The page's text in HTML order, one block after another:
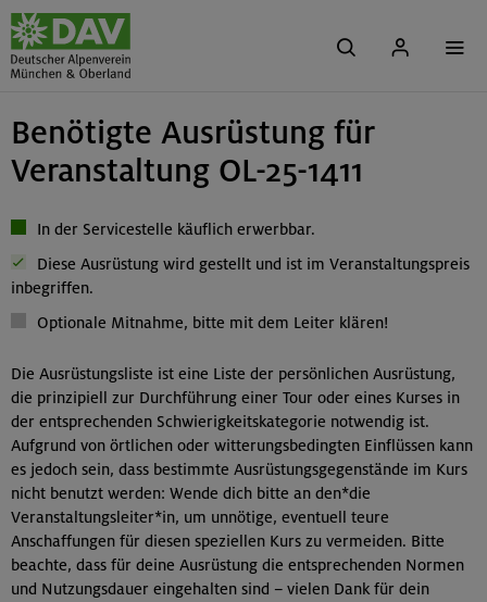
Benötigte Ausrüstung für
Veranstaltung OL-25-1411
In der Servicestelle käuflich erwerbbar.
Diese Ausrüstung wird gestellt und ist im Veranstaltungspreis
inbegriffen.
Optionale Mitnahme, bitte mit dem Leiter klären!
Die Ausrüstungsliste ist eine Liste der persönlichen Ausrüstung,
die prinzipiell zur Durchführung einer Tour oder eines Kurses in
der entsprechenden Schwierigkeitskategorie notwendig ist.
Aufgrund von örtlichen oder witterungsbedingten Einflüssen kann
es jedoch sein, dass bestimmte Ausrüstungsgegenstände im Kurs
nicht benutzt werden: Wende dich bitte an den*die
Veranstaltungsleiter*in, um unnötige, eventuell teure
Anschaffungen für diesen speziellen Kurs zu vermeiden. Bitte
beachte, dass für deine Ausrüstung die entsprechenden Normen
und Nutzungsdauer eingehalten sind – vielen Dank für dein